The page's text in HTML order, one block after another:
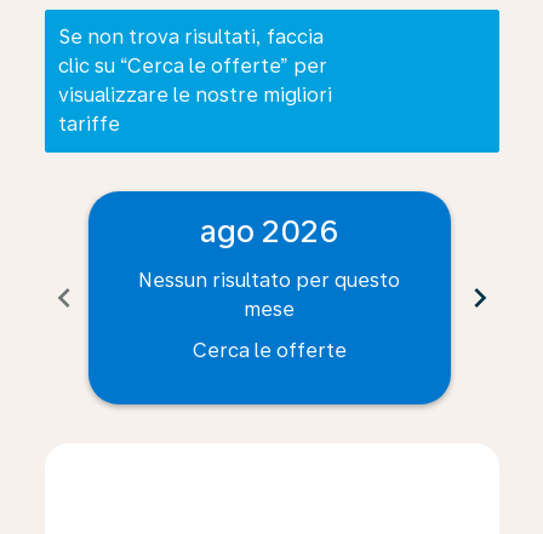
Se non trova risultati, faccia
clic su “Cerca le offerte” per
visualizzare le nostre migliori
tariffe
chevron_left
ago 2026
Nessun risultato per questo
mese
Cerca le offerte
chevron_right